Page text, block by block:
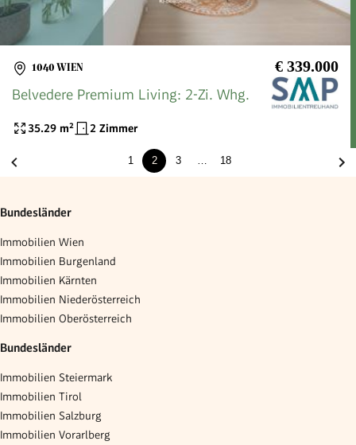
1040 WIEN € 339.000
Belvedere Premium Living: 2-Zi. Whg.
35.29 m² 2 Zimmer
1 2 3 … 18
Bundesländer
Immobilien Wien
Immobilien Burgenland
Immobilien Kärnten
Immobilien Niederösterreich
Immobilien Oberösterreich
Bundesländer
Immobilien Steiermark
Immobilien Tirol
Immobilien Salzburg
Immobilien Vorarlberg